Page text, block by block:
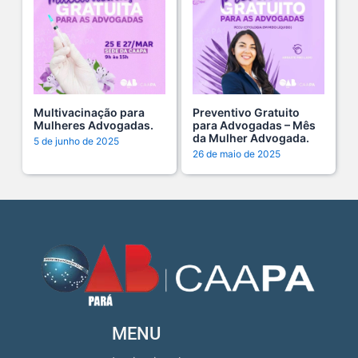
Fim de semana tem endereço certo: Clube da Advoca s...
A saúde da mulher merece atenção especial em to s...
Na manhã de ontem, 14/07, o diretor de saúde da s...
O domingo perfeito tem endereço certo: Clube da A s...
Multivacinação para
Mulheres Advogadas.
5 de junho de 2025
Preventivo Gratuito
para Advogadas – Mês
da Mulher Advogada.
26 de maio de 2025
MENU